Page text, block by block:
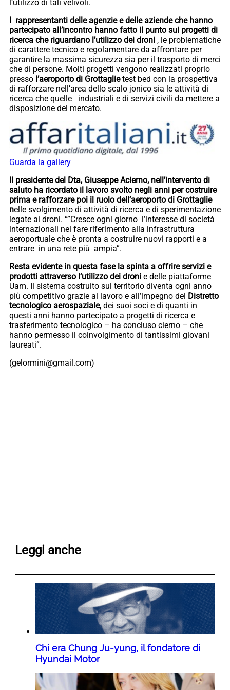
l’utilizzo di tali velivoli.
I rappresentanti delle agenzie e delle aziende che hanno
partecipato all’incontro hanno fatto il punto sui progetti di
ricerca che riguardano l’utilizzo dei droni , le problematiche
di carattere tecnico e regolamentare da affrontare per
garantire la massima sicurezza sia per il trasporto di merci
che di persone. Molti progetti vengono realizzati proprio
presso l’aeroporto di Grottaglietest bed con la prospettiva
di rafforzare nell’area dello scalo jonico sia le attività di
ricerca che quelle industriali e di servizi civili da mettere a
disposizione del mercato.
Guarda la gallery
Il presidente del Dta, Giuseppe Acierno, nell’intervento di
saluto ha ricordato il lavoro svolto negli anni per costruire
prima e rafforzare poi il ruolo dell’aeroporto di Grottaglie
nelle svolgimento di attività di ricerca e di sperimentazione
legate ai droni. “”Cresce ogni giorno l’interesse di società
internazionali nel fare riferimento alla infrastruttura
aeroportuale che è pronta a costruire nuovi rapporti e a
entrare in una rete più ampia”.
Resta evidente in questa fase la spinta a offrire servizi e
prodotti attraverso l’utilizzo dei droni e delle piattaforme
Uam. Il sistema costruito sul territorio diventa ogni anno
più competitivo grazie al lavoro e all’impegno del Distretto
tecnologico aerospaziale, dei suoi soci e di quanti in
questi anni hanno partecipato a progetti di ricerca e
trasferimento tecnologico – ha concluso cierno – che
hanno permesso il coinvolgimento di tantissimi giovani
laureati”.
(gelormini@gmail.com)
Leggi anche
Chi era Chung Ju-yung, il fondatore di
Hyundai Motor